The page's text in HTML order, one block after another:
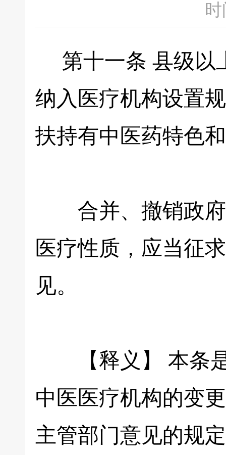
第十一条 县级以
纳入医疗机构设置
扶持有中医药特色
合并、撤销政府
医疗性质，应当征
见。
【释义】 本条是
中医医疗机构的变
主管部门意见的规